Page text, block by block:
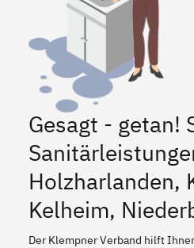
Gesagt - getan!
Holzharlanden,
Kelheim,
Der Klempner Verband hilft